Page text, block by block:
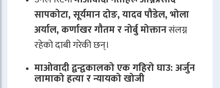
सापकोटा, सूर्यमान दोङ, यादव पौडेल, भोला
अर्याल, कर्णाखर गौतम र नोर्बु मोक्तानसंलग्न
रहेको दाबी गरेकी छन्।
माओवादी द्वन्द्वकालको एक गहिरो घाउ: अर्जुन
लामाको हत्या र न्यायको खोजी